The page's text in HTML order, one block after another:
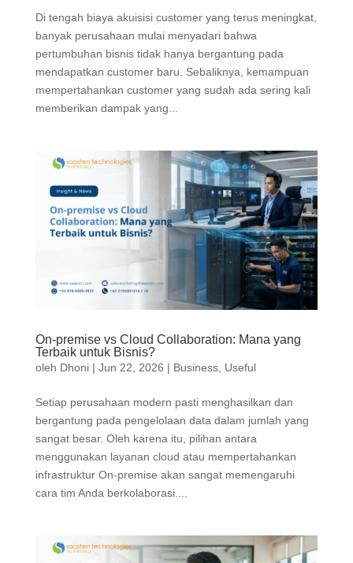
Di tengah biaya akuisisi customer yang terus meningkat,
banyak perusahaan mulai menyadari bahwa
pertumbuhan bisnis tidak hanya bergantung pada
mendapatkan customer baru. Sebaliknya, kemampuan
mempertahankan customer yang sudah ada sering kali
memberikan dampak yang...
On-premise vs Cloud Collaboration: Mana yang
Terbaik untuk Bisnis?
oleh Dhoni| Jun 22, 2026 | Business, Useful
Setiap perusahaan modern pasti menghasilkan dan
bergantung pada pengelolaan data dalam jumlah yang
sangat besar. Oleh karena itu, pilihan antara
menggunakan layanan cloud atau mempertahankan
infrastruktur On-premise akan sangat memengaruhi
cara tim Anda berkolaborasi....